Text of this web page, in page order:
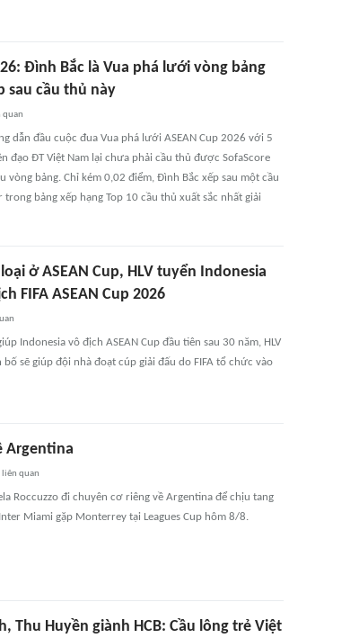
Đình Bắc là Vua phá lưới vòng bảng
sau cầu thủ này
quan
dẫn đầu cuộc đua Vua phá lưới ASEAN Cup 2026 với 5
đạo ĐT Việt Nam lại chưa phải cầu thủ được SofaScore
vòng bảng. Chỉ kém 0,02 điểm, Đình Bắc xếp sau một cầu
bảng xếp hạng Top 10 cầu thủ xuất sắc nhất giải
ở ASEAN Cup, HLV tuyển Indonesia
FIFA ASEAN Cup 2026
Indonesia vô địch ASEAN Cup đầu tiên sau 30 năm, HLV
bố sẽ giúp đội nhà đoạt cúp giải đấu do FIFA tổ chức vào
Argentina
liên quan
Roccuzzo đi chuyên cơ riêng về Argentina để chịu tang
Miami gặp Monterrey tại Leagues Cup hôm 8/8.
Thu Huyền giành HCB: Cầu lông trẻ Việt